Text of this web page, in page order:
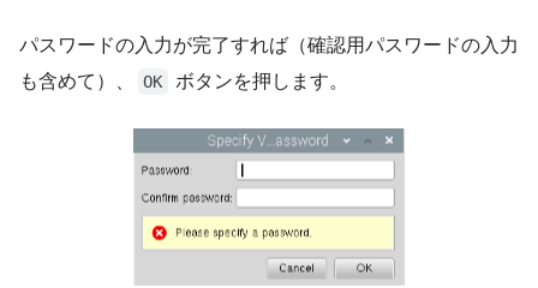
パスワードの入力が完了すれば（確認用パスワードの入力
も含めて）、
OK ボタンを押します。